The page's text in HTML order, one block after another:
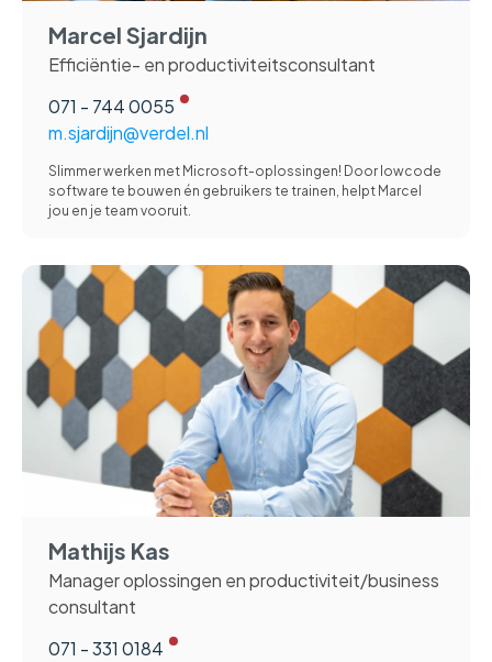
Marcel Sjardijn
Efficiëntie- en productiviteitsconsultant
071 - 744 0055
m.sjardijn@verdel.nl
Slimmer werken met Microsoft-oplossingen! Door lowcode
software te bouwen én gebruikers te trainen, helpt Marcel
jou en je team vooruit.
Mathijs Kas
Manager oplossingen en productiviteit/business
consultant
071 - 331 0184